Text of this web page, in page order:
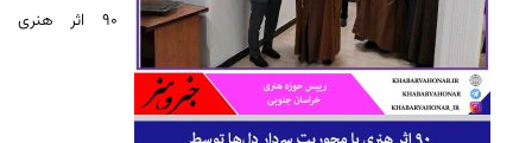
۹۰ اثر هنری